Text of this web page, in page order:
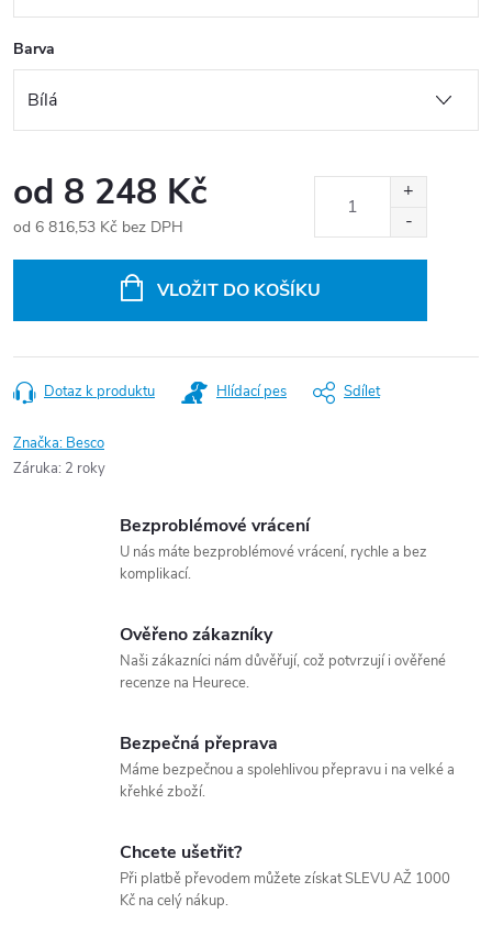
Barva
od 8 248 Kč
od 6 816,53 Kč bez DPH
VLOŽIT DO KOŠÍKU
Dotaz k produktu Hlídací pes Sdílet
Značka: Besco
Záruka: 2 roky
Bezproblémové vrácení
U nás máte bezproblémové vrácení, rychle a bez
komplikací.
Ověřeno zákazníky
Naši zákazníci nám důvěřují, což potvrzují i ověřené
recenze na Heurece.
Bezpečná přeprava
Máme bezpečnou a spolehlivou přepravu i na velké a
křehké zboží.
Chcete ušetřit?
Při platbě převodem můžete získat SLEVU AŽ 1000
Kč na celý nákup.